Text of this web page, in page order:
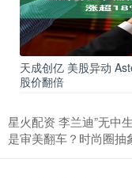
天成创亿 美股异动
股价翻倍
星火配资 李兰迪”无中
是审美翻车？时尚圈抽